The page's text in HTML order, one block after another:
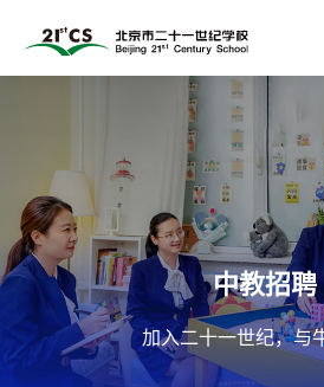
中教招聘
加入二十一世纪，与
中教招聘
加入二十一世纪，与